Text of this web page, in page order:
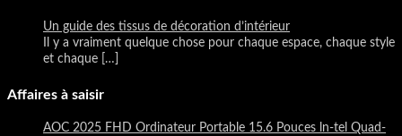
Un guide des tissus de décoration d’intérieur
Il y a vraiment quelque chose pour chaque espace, chaque style
et chaque
[…]
Affaires à saisir
AOC 2025 FHD Ordinateur Portable 15.6 Pouces ln-tel Quad-